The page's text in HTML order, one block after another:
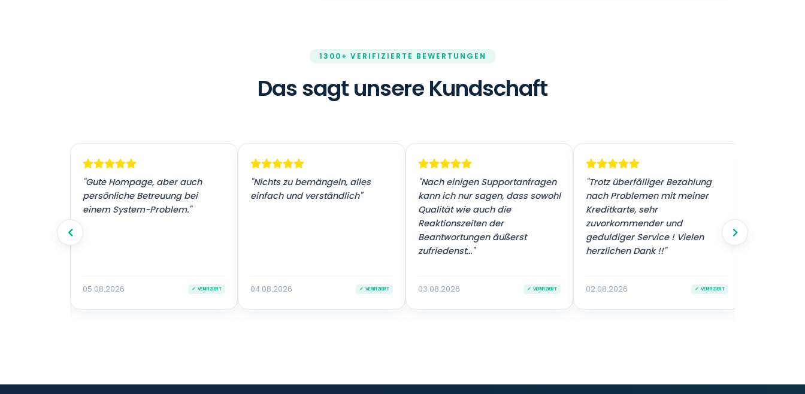
1300+ VERIFIZIERTE BEWERTUNGEN
Das sagt unsere Kundschaft
"Gute Hompage, aber auch
persönliche Betreuung bei
einem System-Problem."
05.08.2026 ✓ VERIFIZIERT
"Nichts zu bemängeln, alles
einfach und verständlich"
04.08.2026 ✓ VERIFIZIERT
"Nach einigen Supportanfragen
kann ich nur sagen, dass sowohl
Qualität wie auch die
Reaktionszeiten der
Beantwortungen äußerst
zufriedenst..."
03.08.2026 ✓ VERIFIZIERT
"Trotz überfälliger Bezahlung
nach Problemen mit meiner
Kreditkarte, sehr
zuvorkommender und
geduldiger Service ! Vielen
herzlichen Dank !!"
02.08.2026 ✓ VERIFIZIERT